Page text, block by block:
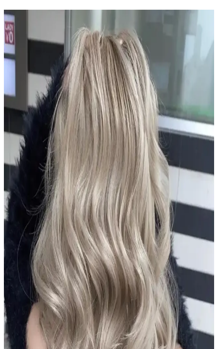
2024 Kısa Saç Bakım ve Renk Trendleri ile
Şıklığınızı Yansıtın
2024 yılında kısa saçlar için doğal ve pastel tonlar öne çıkıyor.
Sağlıklı görünüm için düzenli bakım ve uygun renk seçimleriyle
şıklığınızı artırın.
Dermanew Ka<dı>nlara Özel Losyon: Doğal
İçeriklerle Saç Dökülmesine Karşı Etkili Çözüm
Dermanew Ka<dı>nlara Özel Losyon, doğal içeriklerle saç
dökülmesine karşı etkili, kullanımı kolay ve vegan formülüyle saç
sağlığını destekleyen bir saç bakım ürünüdür.
Urban Care Biotin & Keratin Dökülmeye Eğilimli
Saçlar İçin Şampuan Özellikleri ve Kullanıcı
Yorumları
Urban Care Biotin & Keratin şampuanı, dökülmeye eğilimli saçlar
için güçlendirici ve nemlendirici formülüyle saç sağlığını destekler,
kullanıcı memnuniyetini artırır.
Aizen Kolajen Biotin Şampuanı: Saç Sağlığını
Destekleyen Güçlü Formül ve Kullanıcı Deneyimleri
Aizen kolajen biotin şampuanı, saçların elastikiyetini artırır,
dökülmeyi engeller ve parlaklık sağlar. Düzenli kullanımda sağlıklı
ve güçlü saçlara ulaşmanıza yardımcı olur.
Alerji Yapmayan Zararsız Şampuan Çözümleri:
Hassas ve Güvenli Ciltler İçin Rehber
Hassas ciltler ve alerjik reaksiyonlar için özel formüle edilmiş, doğal
ve dermatolojik testli şampuanlar hakkında kapsamlı rehber. Güvenli
ve etkili saç bakımı için doğru ürün seçimi önemli.